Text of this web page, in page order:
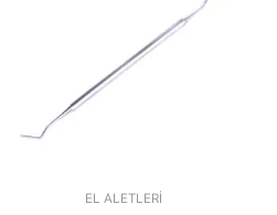
EL ALETLERİ